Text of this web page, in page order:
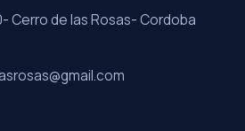
Cerro de las Rosas- Cordoba